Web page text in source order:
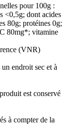
pour 100g :
<0,5g; dont acides
80g; protéines 0g;
80mg*; vitamine
(VNR)
endroit sec et à
est conservé
à compter de la